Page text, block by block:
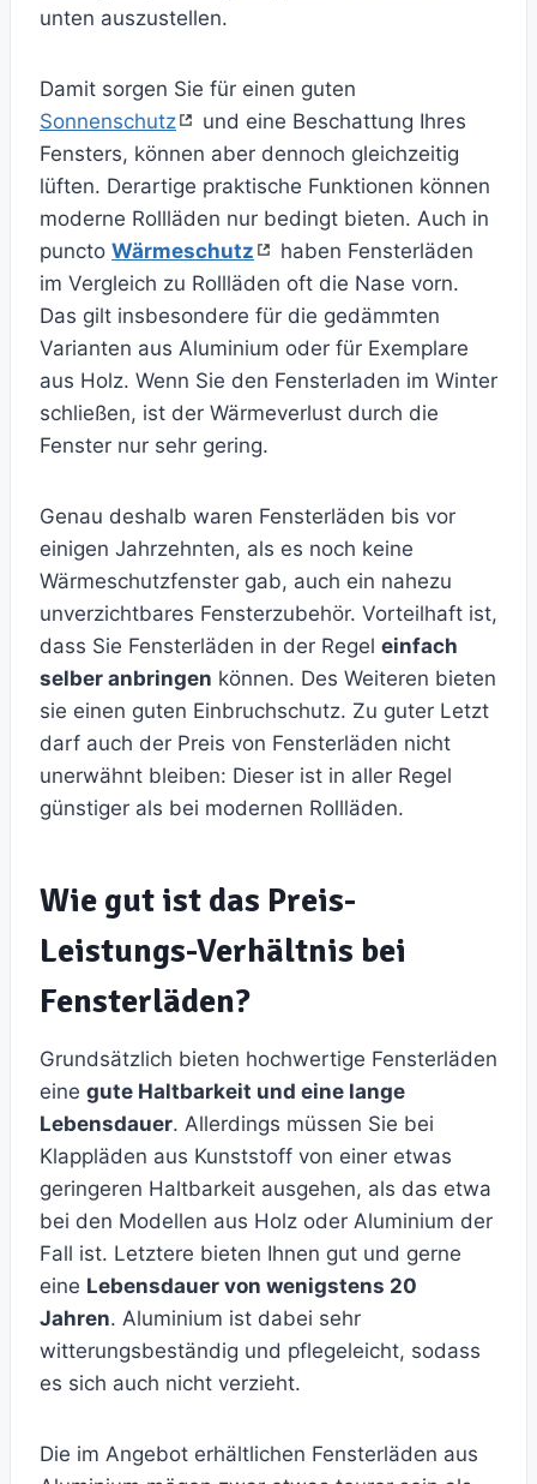
unten auszustellen.
Damit sorgen Sie für einen guten
Sonnenschutz
und eine Beschattung Ihres
Fensters, können aber dennoch gleichzeitig
lüften. Derartige praktische Funktionen können
moderne Rollläden nur bedingt bieten. Auch in
puncto Wärmeschutz
haben Fensterläden
im Vergleich zu Rollläden oft die Nase vorn.
Das gilt insbesondere für die gedämmten
Varianten aus Aluminium oder für Exemplare
aus Holz. Wenn Sie den Fensterladen im Winter
schließen, ist der Wärmeverlust durch die
Fenster nur sehr gering.
Genau deshalb waren Fensterläden bis vor
einigen Jahrzehnten, als es noch keine
Wärmeschutzfenster gab, auch ein nahezu
unverzichtbares Fensterzubehör. Vorteilhaft ist,
dass Sie Fensterläden in der Regel einfach
selber anbringen können. Des Weiteren bieten
sie einen guten Einbruchschutz. Zu guter Letzt
darf auch der Preis von Fensterläden nicht
unerwähnt bleiben: Dieser ist in aller Regel
günstiger als bei modernen Rollläden.
Wie gut ist das Preis-
Leistungs-Verhältnis bei
Fensterläden?
Grundsätzlich bieten hochwertige Fensterläden
eine gute Haltbarkeit und eine lange
Lebensdauer. Allerdings müssen Sie bei
Klappläden aus Kunststoff von einer etwas
geringeren Haltbarkeit ausgehen, als das etwa
bei den Modellen aus Holz oder Aluminium der
Fall ist. Letztere bieten Ihnen gut und gerne
eine Lebensdauer von wenigstens 20
Jahren. Aluminium ist dabei sehr
witterungsbeständig und pflegeleicht, sodass
es sich auch nicht verzieht.
Die im Angebot erhältlichen Fensterläden aus